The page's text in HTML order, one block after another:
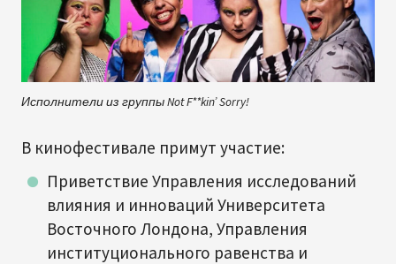
Исполнители из группы Not F**kin’ Sorry!
В кинофестивале примут участие:
Приветствие Управления исследований
влияния и инноваций Университета
Восточного Лондона, Управления
институционального равенства и